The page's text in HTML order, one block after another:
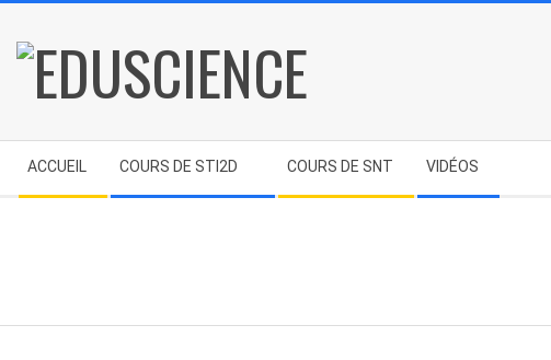
content
EDUSCIENCE
Navigation
Menu
ACCUEIL COURS DE STI2D COURS DE SNT VIDÉOS